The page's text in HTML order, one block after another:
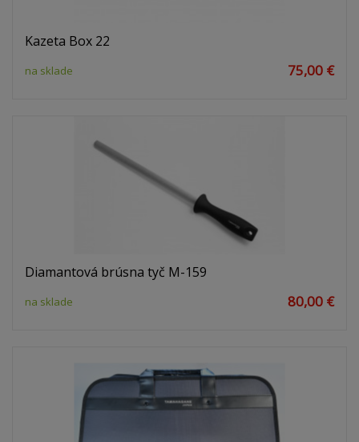
Kazeta Box 22
na sklade 75,00 €
Diamantová brúsna tyč M-159
na sklade 80,00 €